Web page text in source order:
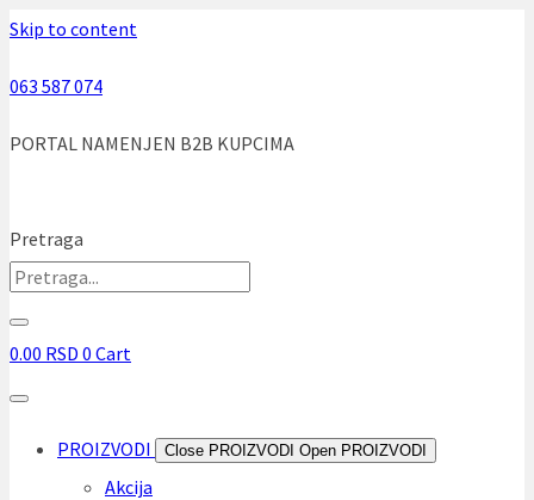
Skip to content
063 587 074
PORTAL NAMENJEN B2B KUPCIMA
Pretraga
0.00 RSD 0 Cart
PROIZVODI Close PROIZVODI Open PROIZVODI
Akcija